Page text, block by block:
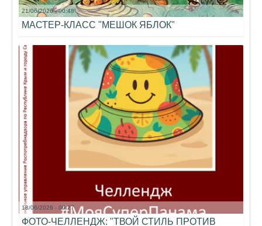
21/06/2026 - 00:48
МАСТЕР-КЛАСС "МЕШОК ЯБЛОК"
18/06/2026 - 09:27
ФОТО-ЧЕЛЛЕНДЖ: "ТВОЙ СТИЛЬ ПРОТИВ